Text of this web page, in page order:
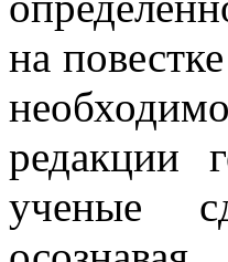
на
редакции
ученые